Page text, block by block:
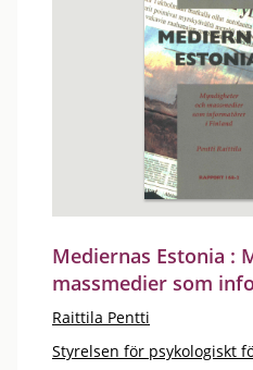
Mediernas Estonia :
massmedier som
Raittila Pentti
Styrelsen för psykologiskt